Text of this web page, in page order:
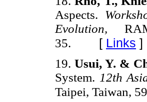
Aspects.
Evolution,
35. [ Links ]
19. Usui, Y. &
System. 12th
Taipei, Taiwan,